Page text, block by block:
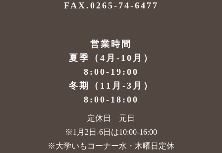
FAX.0265-74-6477
営業時間
夏季（4月-10月）
8:00-19:00
冬期（11月-3月）
8:00-18:00
定休日 元日
※1月2日-6日は10:00-16:00
※大学いもコーナー水・木曜日定休